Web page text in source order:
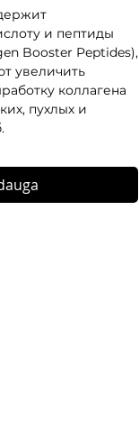
и пептиды
Booster Peptides),
увеличить
коллагена
пухлых и